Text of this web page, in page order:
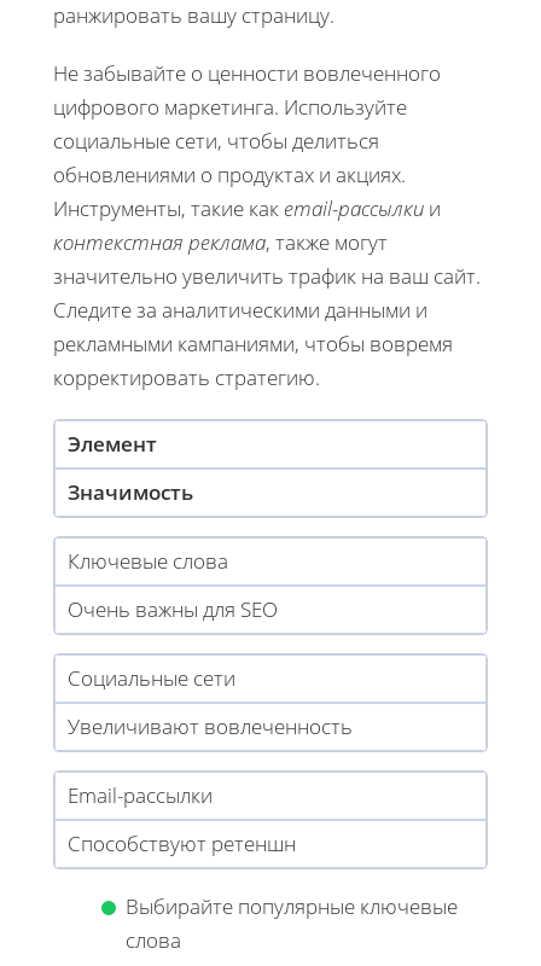
ранжировать вашу страницу.
Не забывайте о ценности вовлеченного
цифрового маркетинга. Используйте
социальные сети, чтобы делиться
обновлениями о продуктах и акциях.
Инструменты, такие какemail-рассылки и
контекстная реклама, также могут
значительно увеличить трафик на ваш сайт.
Следите за аналитическими данными и
рекламными кампаниями, чтобы вовремя
корректировать стратегию.
Элемент
Значимость
Ключевые слова
Очень важны для SEO
Социальные сети
Увеличивают вовлеченность
Email-рассылки
Способствуют ретеншн
Выбирайте популярные ключевые
слова